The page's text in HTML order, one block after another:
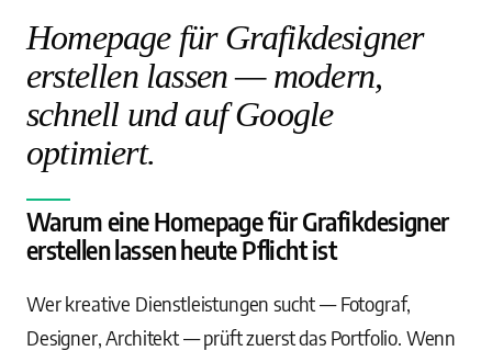
Homepage für Grafikdesigner
erstellen lassen — modern,
schnell und auf Google
optimiert.
Warum eine Homepage für Grafikdesigner
erstellen lassen heute Pflicht ist
Wer kreative Dienstleistungen sucht — Fotograf,
Designer, Architekt — prüft zuerst das Portfolio. Wenn